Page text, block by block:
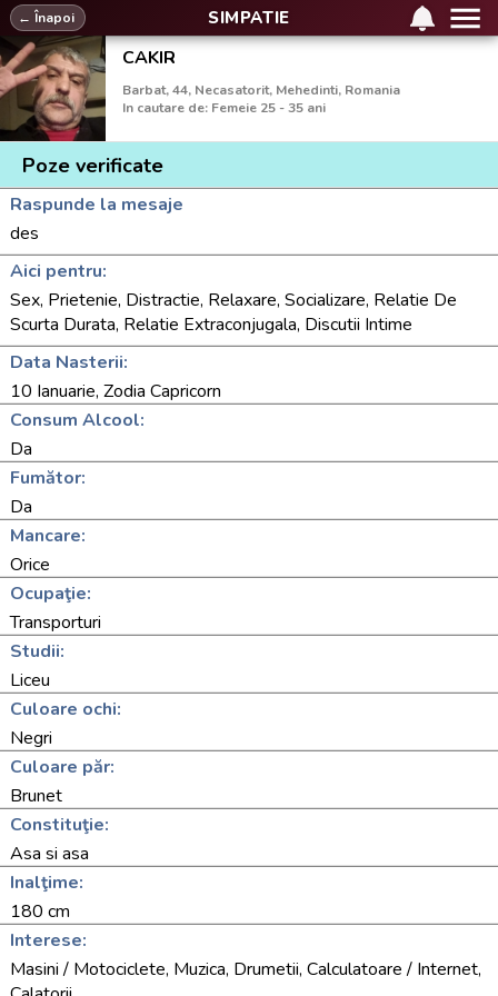
SIMPATIE
← Înapoi
CAKIR
Barbat, 44, Necasatorit, Mehedinti, Romania
In cautare de: Femeie 25 - 35 ani
Poze verificate
Raspunde la mesaje
des
Aici pentru:
Sex, Prietenie, Distractie, Relaxare, Socializare, Relatie De
Scurta Durata, Relatie Extraconjugala, Discutii Intime
Data Nasterii:
10 Ianuarie, Zodia Capricorn
Consum Alcool:
Da
Fumător:
Da
Mancare:
Orice
Ocupaţie:
Transporturi
Studii:
Liceu
Culoare ochi:
Negri
Culoare păr:
Brunet
Constituţie:
Asa si asa
Inalţime:
180 cm
Interese:
Masini / Motociclete, Muzica, Drumetii, Calculatoare / Internet,